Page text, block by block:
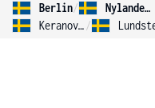
Berlin/
Nylander Altelius
Keranovic /